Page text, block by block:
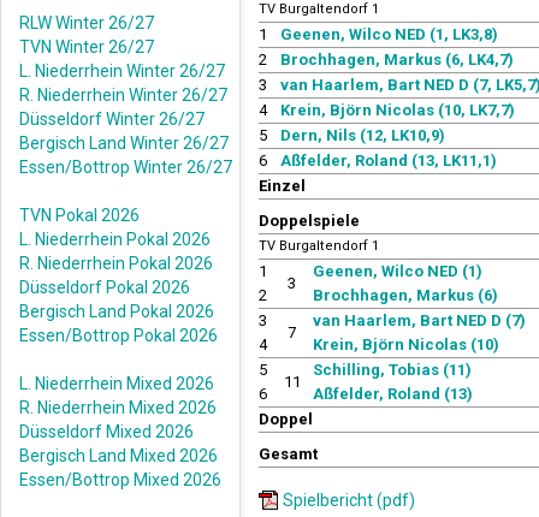
RLW Winter 26/27
TVN Winter 26/27
L. Niederrhein Winter 26/27
R. Niederrhein Winter 26/27
Düsseldorf Winter 26/27
Bergisch Land Winter 26/27
Essen/Bottrop Winter 26/27
TVN Pokal 2026
L. Niederrhein Pokal 2026
R. Niederrhein Pokal 2026
Düsseldorf Pokal 2026
Bergisch Land Pokal 2026
Essen/Bottrop Pokal 2026
L. Niederrhein Mixed 2026
R. Niederrhein Mixed 2026
Düsseldorf Mixed 2026
Bergisch Land Mixed 2026
Essen/Bottrop Mixed 2026
TV Burgaltendorf 1
1
Geenen, Wilco NED (1, LK3,8)
2
Brochhagen, Markus (6, LK4,7)
3
van Haarlem, Bart NED D (7,
4
Krein, Björn Nicolas (10, LK7,7)
5
Dern, Nils (12, LK10,9)
6
Aßfelder, Roland (13, LK11,1)
Einzel
Doppelspiele
TV Burgaltendorf 1
1
2
3
Geenen, Wilco NED (1)
Brochhagen, Markus (6)
3
4
7
van Haarlem, Bart NED D (7)
Krein, Björn Nicolas (10)
5
6
11
Schilling, Tobias (11)
Aßfelder, Roland (13)
Doppel
Gesamt
Spielbericht (pdf)